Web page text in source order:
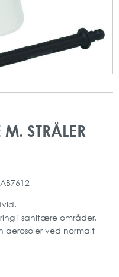
STRÅLER
i sanitære områder.
aerosoler ved normalt
design en god
Man skal være